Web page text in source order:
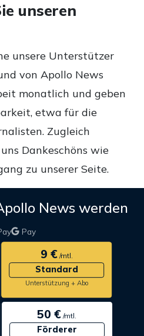
unseren
unsere Unterstützer
von Apollo News
monatlich und geben
etwa für die
Zugleich
Dankeschöns wie
zu unserer Seite.
News werden
Pay
9 €/mtl.
Standard
Unterstützung + Abo
50 € /mtl.
Förderer